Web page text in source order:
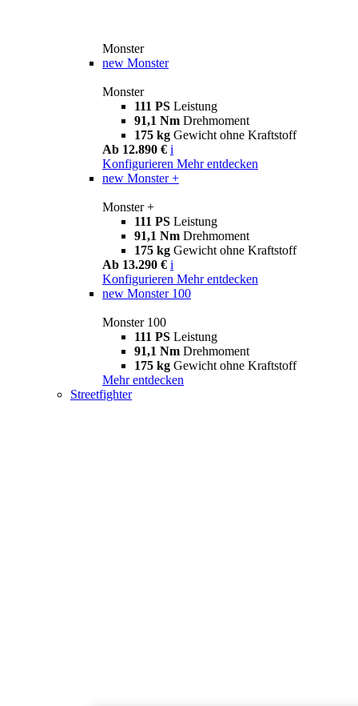
Monster
new Monster
Monster
111 PS Leistung
91,1 Nm Drehmoment
175 kg Gewicht ohne Kraftstoff
Ab 12.890 € i
Konfigurieren Mehr entdecken
new Monster +
Monster +
111 PS Leistung
91,1 Nm Drehmoment
175 kg Gewicht ohne Kraftstoff
Ab 13.290 € i
Konfigurieren Mehr entdecken
new Monster 100
Monster 100
111 PS Leistung
91,1 Nm Drehmoment
175 kg Gewicht ohne Kraftstoff
Mehr entdecken
Streetfighter